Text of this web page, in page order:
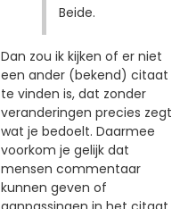
Beide.
Dan zou ik kijken of er niet
een ander (bekend) citaat
te vinden is, dat zonder
veranderingen precies zegt
wat je bedoelt. Daarmee
voorkom je gelijk dat
mensen commentaar
kunnen geven of